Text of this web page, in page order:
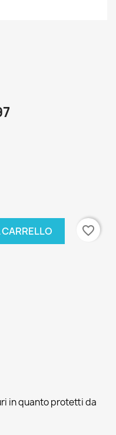
favorite_border
in quanto protetti da